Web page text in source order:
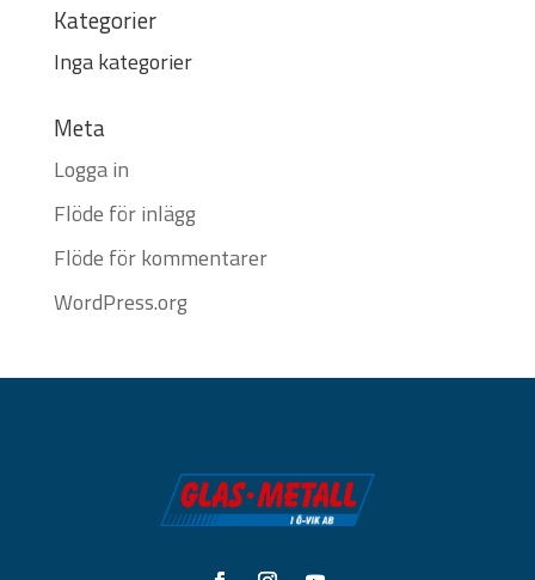
Kategorier
Inga kategorier
Meta
Logga in
Flöde för inlägg
Flöde för kommentarer
WordPress.org